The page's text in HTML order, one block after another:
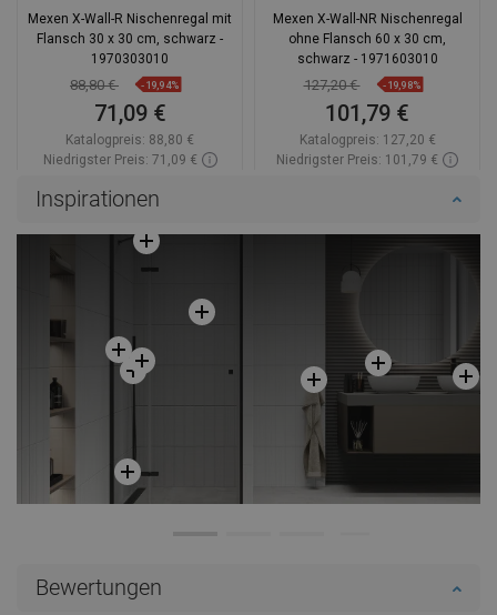
Mexen X-Wall-R Nischenregal mit
Flansch 30 x 30 cm, schwarz -
1970303010
88,80 € -19,94%
71,09 €
Katalogpreis: 88,80 €
Niedrigster Preis: 71,09 €
favorite_border
Mexen X-Wall-NR Nischenregal
ohne Flansch 60 x 30 cm,
schwarz - 1971603010
127,20 € -19,98%
101,79 €
Katalogpreis: 127,20 €
Niedrigster Preis: 101,79 €
Inspirationen
Bewertungen